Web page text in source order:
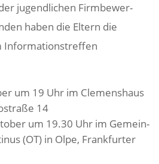
jugend­li­chen Firm­be­wer­
haben die Eltern die
Infor­ma­ti­ons­treffen
um 19 Uhr im Clemens­haus
14
um 19.30 Uhr im Gemein­
(OT) in Olpe, Frank­furter